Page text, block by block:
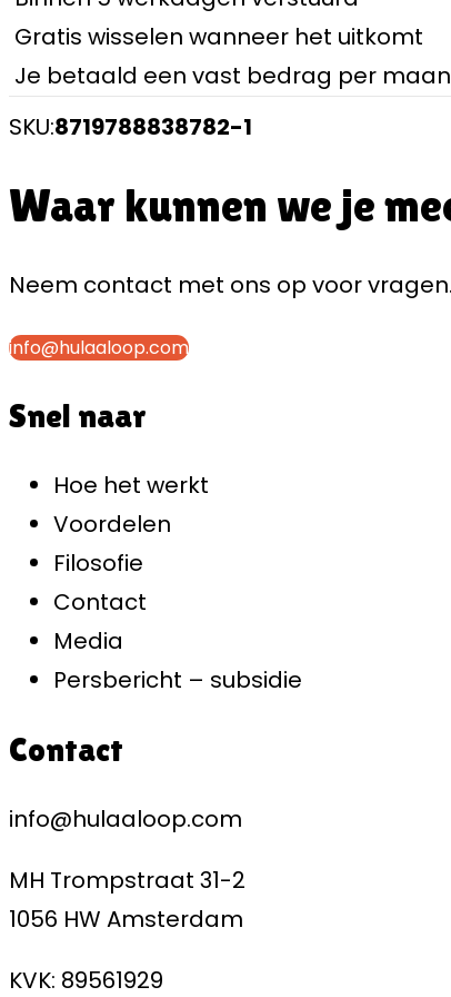
Gratis wisselen wanneer het uitkomt
Je betaald een vast bedrag per
SKU:8719788838782-1
Waar kunnen we je
Neem contact met ons op voor
info@hulaaloop.com
Snel naar
Hoe het werkt
Voordelen
Filosofie
Contact
Media
Persbericht – subsidie
Contact
info@hulaaloop.com
MH Trompstraat 31-2
1056 HW Amsterdam
KVK: 89561929